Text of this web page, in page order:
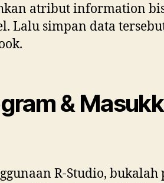
atribut information
Lalu simpan data
&
R-Studio, bukalah